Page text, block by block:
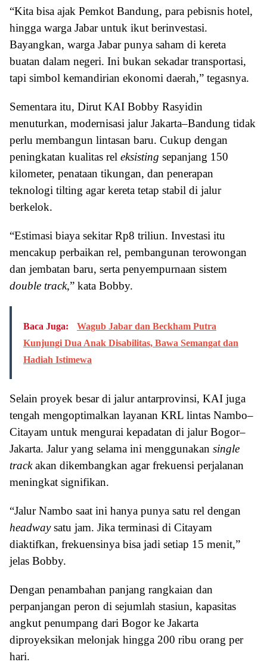
“Kita bisa ajak Pemkot Bandung, para pebisnis hotel,
hingga warga Jabar untuk ikut berinvestasi.
Bayangkan, warga Jabar punya saham di kereta
buatan dalam negeri. Ini bukan sekadar transportasi,
tapi simbol kemandirian ekonomi daerah,” tegasnya.
Sementara itu, Dirut KAI Bobby Rasyidin
menuturkan, modernisasi jalur Jakarta–Bandung tidak
perlu membangun lintasan baru. Cukup dengan
peningkatan kualitas rel eksisting sepanjang 150
kilometer, penataan tikungan, dan penerapan
teknologi tilting agar kereta tetap stabil di jalur
berkelok.
“Estimasi biaya sekitar Rp8 triliun. Investasi itu
mencakup perbaikan rel, pembangunan terowongan
dan jembatan baru, serta penyempurnaan sistem
double track,” kata Bobby.
Baca Juga:
Wagub Jabar dan Beckham Putra
Kunjungi Dua Anak Disabilitas, Bawa Semangat dan
Hadiah Istimewa
Selain proyek besar di jalur antarprovinsi, KAI juga
tengah mengoptimalkan layanan KRL lintas Nambo–
Citayam untuk mengurai kepadatan di jalur Bogor–
Jakarta. Jalur yang selama ini menggunakan single
trackakan dikembangkan agar frekuensi perjalanan
meningkat signifikan.
“Jalur Nambo saat ini hanya punya satu rel dengan
headwaysatu jam. Jika terminasi di Citayam
diaktifkan, frekuensinya bisa jadi setiap 15 menit,”
jelas Bobby.
Dengan penambahan panjang rangkaian dan
perpanjangan peron di sejumlah stasiun, kapasitas
angkut penumpang dari Bogor ke Jakarta
diproyeksikan melonjak hingga 200 ribu orang per
hari.